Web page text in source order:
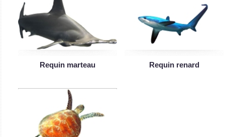
Requin marteau Requin renard